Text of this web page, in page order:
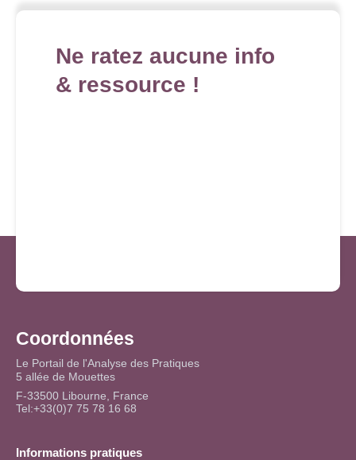
Ne ratez aucune info
& ressource !
Coordonnées
Le Portail de l'Analyse des Pratiques
5 allée de Mouettes
F-33500 Libourne, France
Tel:+33(0)7 75 78 16 68
Informations pratiques